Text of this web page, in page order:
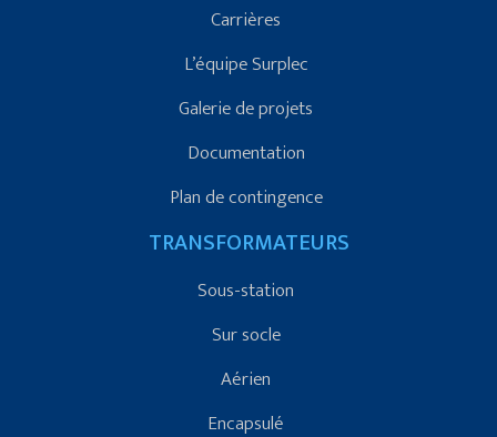
Carrières
L’équipe Surplec
Galerie de projets
Documentation
Plan de contingence
TRANSFORMATEURS
Sous-station
Sur socle
Aérien
Encapsulé